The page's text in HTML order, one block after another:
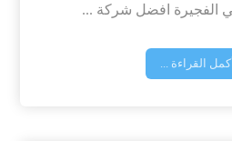
الفجيرة افضل شركة ...
أكمل القراءة ...